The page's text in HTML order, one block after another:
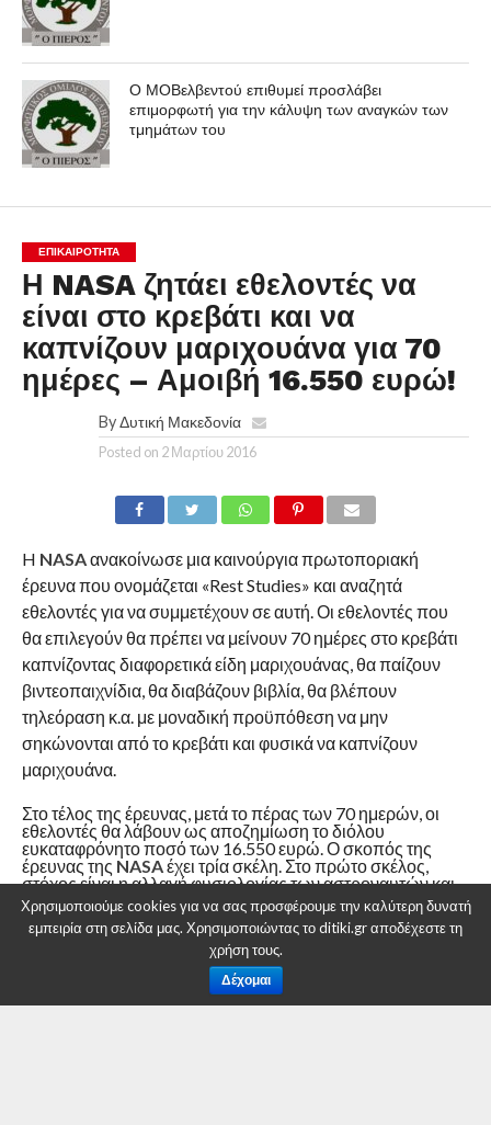
Ο ΜΟΒελβεντού επιθυμεί προσλάβει
επιμορφωτή για την κάλυψη των αναγκών των
τμημάτων του
ΕΠΙΚΑΙΡΟΤΗΤΑ
Η NASA ζητάει εθελοντές να
είναι στο κρεβάτι και να
καπνίζουν μαριχουάνα για 70
ημέρες – Αμοιβή 16.550 ευρώ!
By Δυτική Μακεδονία
Posted on 2 Μαρτίου 2016
H NASAανακοίνωσε μια καινούργια πρωτοποριακή
έρευνα που ονομάζεται «Rest Studies» και αναζητά
εθελοντές για να συμμετέχουν σε αυτή. Οι εθελοντές που
θα επιλεγούν θα πρέπει να μείνουν 70 ημέρες στο κρεβάτι
καπνίζοντας διαφορετικά είδη μαριχουάνας, θα παίζουν
βιντεοπαιχνίδια, θα διαβάζουν βιβλία, θα βλέπουν
τηλεόραση κ.α. με μοναδική προϋπόθεση να μην
σηκώνονται από το κρεβάτι και φυσικά να καπνίζουν
μαριχουάνα.
Στο τέλος της έρευνας, μετά το πέρας των 70 ημερών, οι
εθελοντές θα λάβουν ως αποζημίωση το διόλου
ευκαταφρόνητο ποσό των 16.550 ευρώ. Ο σκοπός της
έρευνας της NASAέχει τρία σκέλη. Στο πρώτο σκέλος,
στόχος είναι η αλλαγή φυσιολογίας των αστροναυτών και
τα αποτελέσματα της αλλαγής στις αποστολές τους. Στο
δεύτερο σκέλος, μελετάται η επιρροή της σωματικής
μεταβολής στην ικανότητά των αστροναυτών να φέρουν εις
πέρας διάφορες δραστηριότητες. Στο τρίτο και τελευταίο
σκέλος, μέσω αυτού του πειράματος, οι αστροναύτες
αναμένεται να είναι προετοιμασμένοι να αντιμετωπίσουν
οποιαδήποτε συνέπεια προκύψει από τις μεταβολές του
Χρησιμοποιούμε cookies για να σας προσφέρουμε την καλύτερη δυνατή
εμπειρία στη σελίδα μας. Χρησιμοποιώντας το ditiki.gr αποδέχεστε τη
χρήση τους.
Δέχομαι